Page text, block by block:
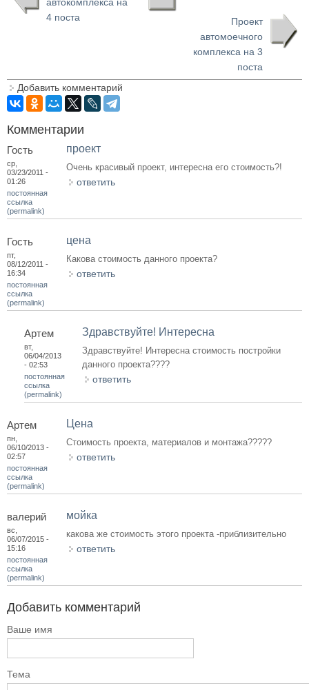
4 поста
Проект
автомоечного
комплекса на 3
поста
Добавить комментарий
Комментарии
Гость
ср,
03/23/2011 -
01:26
постоянная
ссылка
(permalink)
проект
Очень красивый проект, интересна его стоимость?!
ответить
Гость
пт,
08/12/2011 -
16:34
постоянная
ссылка
(permalink)
цена
Какова стоимость данного проекта?
ответить
Артем
вт,
06/04/2013
- 02:53
постоянная
ссылка
(permalink)
Здравствуйте! Интересна
Здравствуйте! Интересна стоимость постройки
данного проекта????
ответить
Артем
пн,
06/10/2013 -
02:57
постоянная
ссылка
(permalink)
Цена
Стоимость проекта, материалов и монтажа?????
ответить
валерий
вс,
06/07/2015 -
15:16
постоянная
ссылка
(permalink)
мойка
какова же стоимость этого проекта -приблизительно
ответить
Добавить комментарий
Ваше имя
Тема